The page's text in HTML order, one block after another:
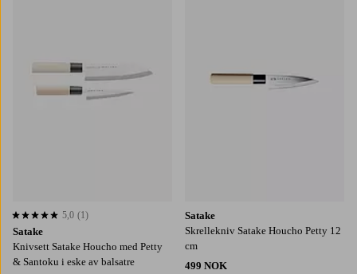
Satake
Knivsett Satake Houcho med Petty
& Santoku i eske av balsatre
5,0 basert på 1 karaktergivninger
5,0 (1)
Satake
Skrellekniv Satake Houcho Petty 12
cm
499 NOK